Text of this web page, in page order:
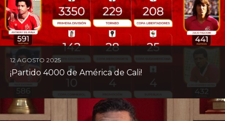
12 AGOSTO 2025
¡Partido 4000 de América de Cali!